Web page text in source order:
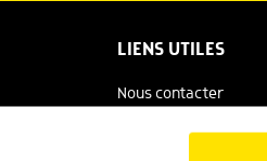
LIENS UTILES
Nous contacter
Espace presse